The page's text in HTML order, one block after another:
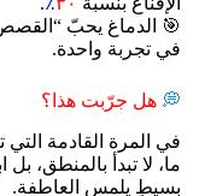
🎯 الدماغ يحبّ
في تجربة واحدة.
💭 هل جرّبت هذا؟
في المرة القادمة
ما، لا تبدأ بالمنطق،
بسيطٍ يلمس العاطفة.